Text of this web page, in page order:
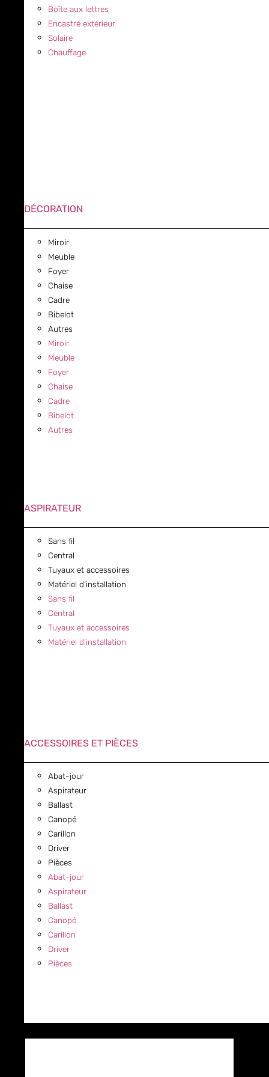
Boîte aux lettres
Encastré extérieur
Solaire
Chauffage
DÉCORATION
Miroir
Meuble
Foyer
Chaise
Cadre
Bibelot
Autres
Miroir
Meuble
Foyer
Chaise
Cadre
Bibelot
Autres
ASPIRATEUR
Sans fil
Central
Tuyaux et accessoires
Matériel d’installation
Sans fil
Central
Tuyaux et accessoires
Matériel d’installation
ACCESSOIRES ET PIÈCES
Abat-jour
Aspirateur
Ballast
Canopé
Carillon
Driver
Pièces
Abat-jour
Aspirateur
Ballast
Canopé
Carillon
Driver
Pièces